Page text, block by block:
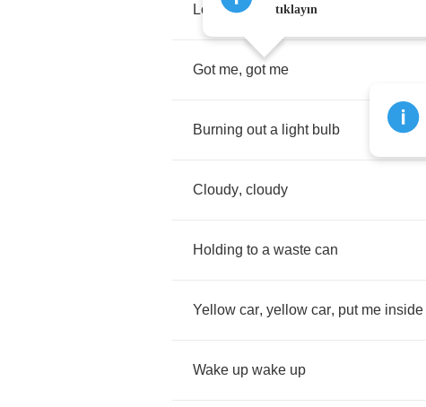
Looking for better
Got me, got me
Burning out a light bulb
Cloudy, cloudy
Holding to a waste can
Yellow car, yellow car, put me inside
Wake up wake up
tıklayın